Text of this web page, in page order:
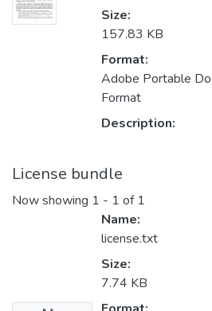
Size:
157.83 KB
Format:
Adobe Portable
Format
Description:
License bundle
Now showing 1 - 1 of 1
Name:
license.txt
Size:
7.74 KB